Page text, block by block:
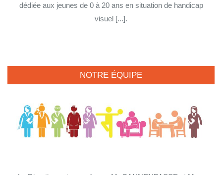
dédiée aux jeunes de 0 à 20 ans en situation de handicap
visuel [...].
NOTRE ÉQUIPE